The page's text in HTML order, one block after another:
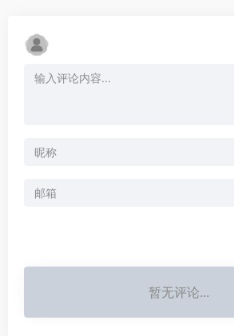
暂无评论...